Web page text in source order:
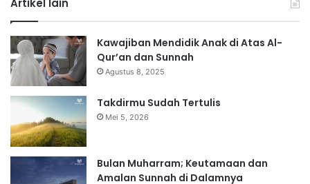
Artikel lain
Kawajiban Mendidik Anak di Atas Al-
Qur’an dan Sunnah
Agustus 8, 2025
Takdirmu Sudah Tertulis
Mei 5, 2026
Bulan Muharram; Keutamaan dan
Amalan Sunnah di Dalamnya